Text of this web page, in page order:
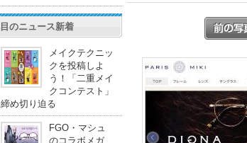
目のニュース新着
メイクテクニッ
クを投稿しよ
う！「二重メイ
クコンテスト」
締め切り迫る
FGO・マシュ
のコラボメガ